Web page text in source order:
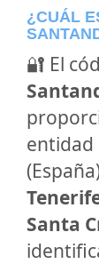
¿CUÁL
🔐 El
entidad
Santa